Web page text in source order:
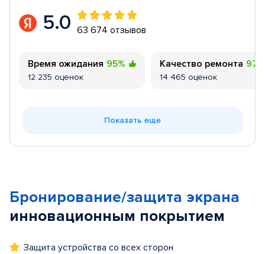
5.0 63 674 отзывов
Время ожидания 95%
12 235 оценок
Качество ремонта 97%
14 465 оценок
Показать еще
Бронирование/защита экрана
инновационным покрытием
Защита устройства со всех сторон